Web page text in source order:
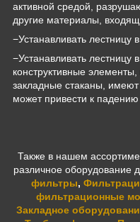
активной средой,
другие материалы,
−Устанавливать лестницу
−Устанавливать лестницу
конструктивные
закладные стаканы,
может привести к
Также в нашем
различное оборудование
фильтры,
фильтрационные
Закладное